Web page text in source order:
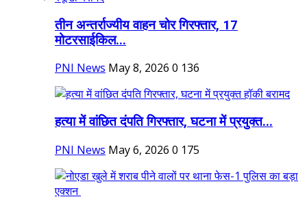
तीन अन्तर्राज्यीय वाहन चोर गिरफ्तार, 17
मोटरसाईकिल...
PNI News May 8, 2026 0 136
हत्या में वांछित दंपति गिरफ्तार, घटना में प्रयुक्त...
PNI News May 6, 2026 0 175